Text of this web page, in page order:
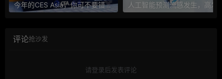
今年的CES Asia，你可不要错过这些自动驾驶看点
评论抢沙发
请登录后发表评论